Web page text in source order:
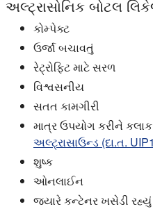
અલ્ટ્રાસોનિક બોટલ
કોમ્પેક્ટ
ઉર્જા બચાવતું
રેટ્રોફિટ માટે સરળ
વિશ્વસનીય
સતત કામગીરી
માત્ર ઉપયોગ કરીને
અલ્ટ્રાસાઉન્ડ (દા.ત.
શુષ્ક
ઓનલાઈન
જ્યારે કન્ટેનર ખસેડી રહ્યું